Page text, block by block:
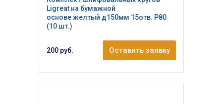
Ligreat на бумажной
основе желтый д150мм 15отв. Р80
(10 шт.)
200 руб. Оставить заявку